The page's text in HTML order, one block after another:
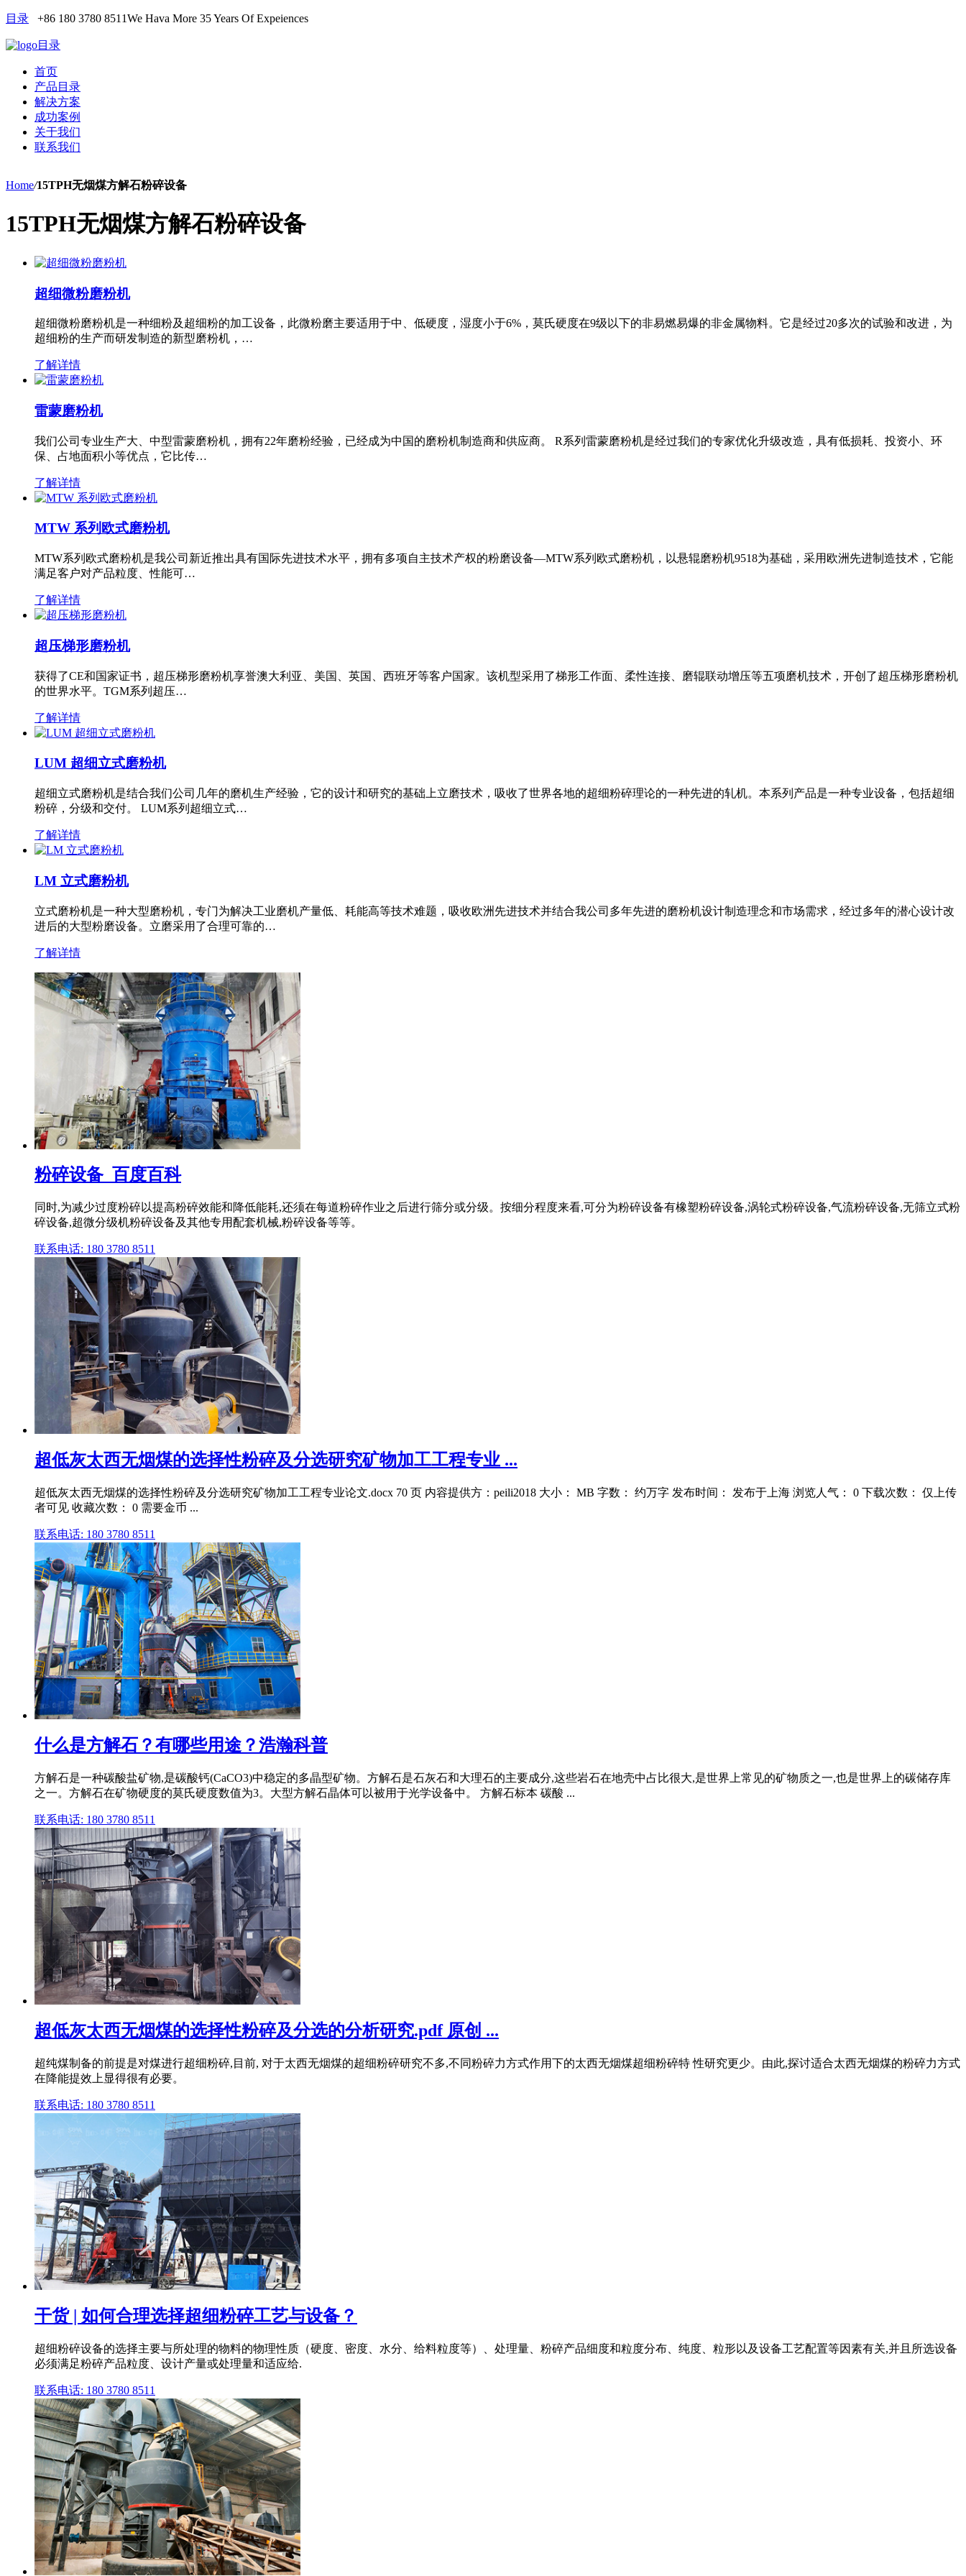
目录 +86 180 3780 8511We Hava More 35 Years Of Expeiences
目录
首页
产品目录
解决方案
成功案例
关于我们
联系我们
Home/15TPH无烟煤方解石粉碎设备
15TPH无烟煤方解石粉碎设备
超细微粉磨粉机
超细微粉磨粉机是一种细粉及超细粉的加工设备，此微粉磨主要适用于中、低硬度，湿度小于6%，莫氏硬度在9级以下的非易燃易爆的非金属物料。它是经过20多次的试验和改进，为
超细粉的生产而研发制造的新型磨粉机，…
了解详情
雷蒙磨粉机
我们公司专业生产大、中型雷蒙磨粉机，拥有22年磨粉经验，已经成为中国的磨粉机制造商和供应商。 R系列雷蒙磨粉机是经过我们的专家优化升级改造，具有低损耗、投资小、环
保、占地面积小等优点，它比传…
了解详情
MTW 系列欧式磨粉机
MTW系列欧式磨粉机是我公司新近推出具有国际先进技术水平，拥有多项自主技术产权的粉磨设备—MTW系列欧式磨粉机，以悬辊磨粉机9518为基础，采用欧洲先进制造技术，它能
满足客户对产品粒度、性能可…
了解详情
超压梯形磨粉机
获得了CE和国家证书，超压梯形磨粉机享誉澳大利亚、美国、英国、西班牙等客户国家。该机型采用了梯形工作面、柔性连接、磨辊联动增压等五项磨机技术，开创了超压梯形磨粉机
的世界水平。TGM系列超压…
了解详情
LUM 超细立式磨粉机
超细立式磨粉机是结合我们公司几年的磨机生产经验，它的设计和研究的基础上立磨技术，吸收了世界各地的超细粉碎理论的一种先进的轧机。本系列产品是一种专业设备，包括超细
粉碎，分级和交付。 LUM系列超细立式…
了解详情
LM 立式磨粉机
立式磨粉机是一种大型磨粉机，专门为解决工业磨机产量低、耗能高等技术难题，吸收欧洲先进技术并结合我公司多年先进的磨粉机设计制造理念和市场需求，经过多年的潜心设计改
进后的大型粉磨设备。立磨采用了合理可靠的…
了解详情
粉碎设备_百度百科
同时,为减少过度粉碎以提高粉碎效能和降低能耗,还须在每道粉碎作业之后进行筛分或分级。按细分程度来看,可分为粉碎设备有橡塑粉碎设备,涡轮式粉碎设备,气流粉碎设备,无筛立式粉
碎设备,超微分级机粉碎设备及其他专用配套机械,粉碎设备等等。
联系电话: 180 3780 8511
超低灰太西无烟煤的选择性粉碎及分选研究矿物加工工程专业 ...
超低灰太西无烟煤的选择性粉碎及分选研究矿物加工工程专业论文.docx 70 页 内容提供方：peili2018 大小： MB 字数： 约万字 发布时间： 发布于上海 浏览人气： 0 下载次数： 仅上传
者可见 收藏次数： 0 需要金币 ...
联系电话: 180 3780 8511
什么是方解石？有哪些用途？浩瀚科普
方解石是一种碳酸盐矿物,是碳酸钙(CaCO3)中稳定的多晶型矿物。方解石是石灰石和大理石的主要成分,这些岩石在地壳中占比很大,是世界上常见的矿物质之一,也是世界上的碳储存库
之一。方解石在矿物硬度的莫氏硬度数值为3。大型方解石晶体可以被用于光学设备中。 方解石标本 碳酸 ...
联系电话: 180 3780 8511
超低灰太西无烟煤的选择性粉碎及分选的分析研究.pdf 原创 ...
超纯煤制备的前提是对煤进行超细粉碎,目前, 对于太西无烟煤的超细粉碎研究不多,不同粉碎力方式作用下的太西无烟煤超细粉碎特 性研究更少。由此,探讨适合太西无烟煤的粉碎力方式
在降能提效上显得很有必要。
联系电话: 180 3780 8511
干货 | 如何合理选择超细粉碎工艺与设备？
超细粉碎设备的选择主要与所处理的物料的物理性质（硬度、密度、水分、给料粒度等）、处理量、粉碎产品细度和粒度分布、纯度、粒形以及设备工艺配置等因素有关,并且所选设备
必须满足粉碎产品粒度、设计产量或处理量和适应给.
联系电话: 180 3780 8511